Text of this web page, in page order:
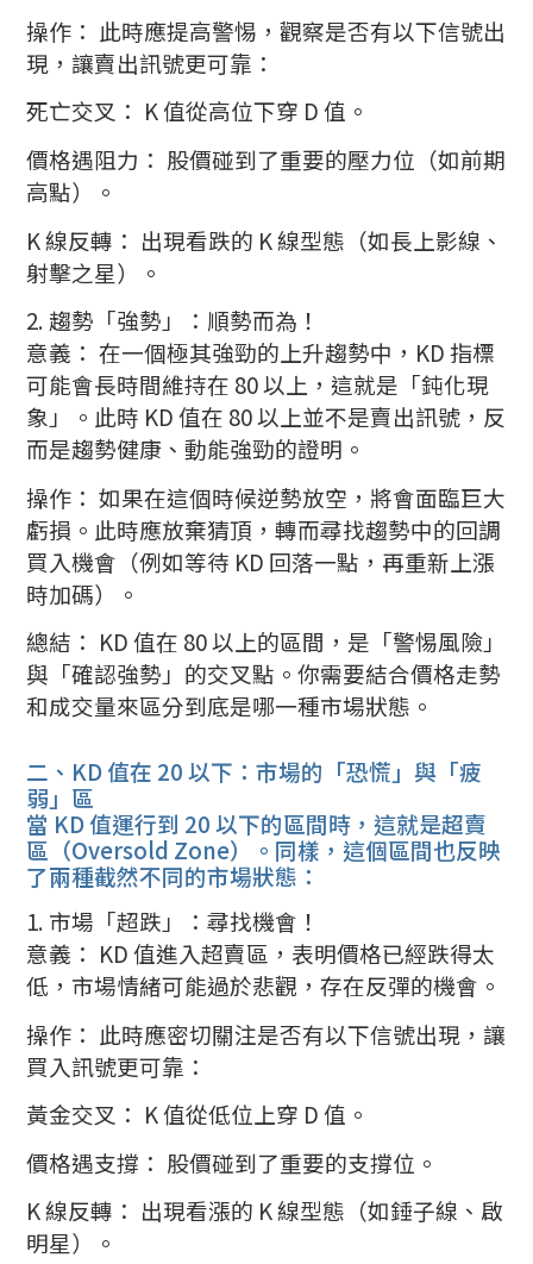
操作： 此時應提高警惕，觀察是否有以下信號出
現，讓賣出訊號更可靠：
死亡交叉： K 值從高位下穿 D 值。
價格遇阻力： 股價碰到了重要的壓力位（如前期
高點）。
K 線反轉： 出現看跌的 K 線型態（如長上影線、
射擊之星）。
2. 趨勢「強勢」：順勢而為！
意義： 在一個極其強勁的上升趨勢中，KD 指標
可能會長時間維持在 80 以上，這就是「鈍化現
象」。此時 KD 值在 80 以上並不是賣出訊號，反
而是趨勢健康、動能強勁的證明。
操作： 如果在這個時候逆勢放空，將會面臨巨大
虧損。此時應放棄猜頂，轉而尋找趨勢中的回調
買入機會（例如等待 KD 回落一點，再重新上漲
時加碼）。
總結： KD 值在 80 以上的區間，是「警惕風險」
與「確認強勢」的交叉點。你需要結合價格走勢
和成交量來區分到底是哪一種市場狀態。
二、KD 值在 20 以下：市場的「恐慌」與「疲
弱」區
當 KD 值運行到 20 以下的區間時，這就是超賣
區（Oversold Zone）。同樣，這個區間也反映
了兩種截然不同的市場狀態：
1. 市場「超跌」：尋找機會！
意義： KD 值進入超賣區，表明價格已經跌得太
低，市場情緒可能過於悲觀，存在反彈的機會。
操作： 此時應密切關注是否有以下信號出現，讓
買入訊號更可靠：
黃金交叉： K 值從低位上穿 D 值。
價格遇支撐： 股價碰到了重要的支撐位。
K 線反轉： 出現看漲的 K 線型態（如錘子線、啟
明星）。